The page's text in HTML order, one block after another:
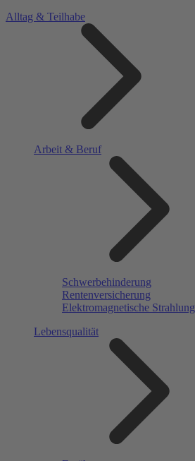
Alltag & Teilhabe
Arbeit & Beruf
Schwerbehinderung
Rentenversicherung
Elektromagnetische Strahlung
Lebensqualität